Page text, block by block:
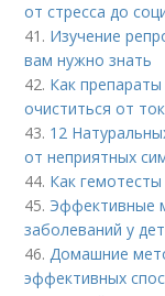
от стресса до
41. Изучение
вам нужно знать
42. Как
очиститься от
43. 12
от неприятных
44. Как
45. Эффективные
заболеваний у
46.Домашние
эффективных